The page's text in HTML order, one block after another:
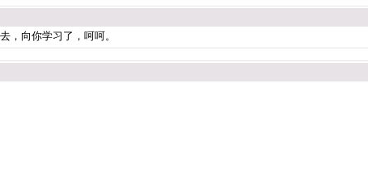
，向你学习了，呵呵。